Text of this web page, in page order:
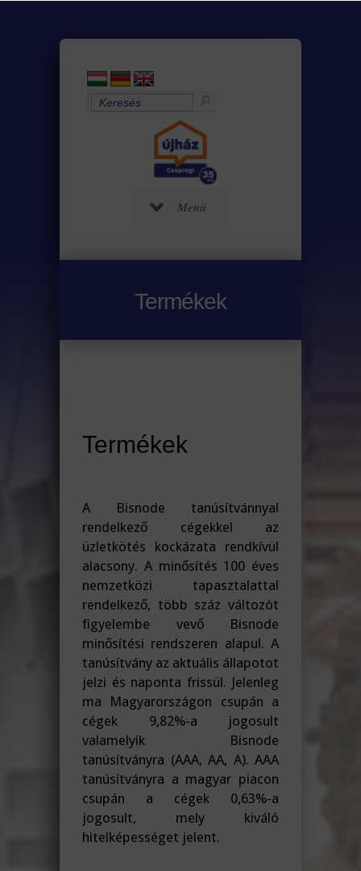
Menü
Termékek
Termékek
A Bisnode tanúsítvánnyal
rendelkező cégekkel az
üzletkötés kockázata rendkívül
alacsony. A minősítés 100 éves
nemzetközi tapasztalattal
rendelkező, több száz változót
figyelembe vevő Bisnode
minősítési rendszeren alapul. A
tanúsítvány az aktuális állapotot
jelzi és naponta frissül. Jelenleg
ma Magyarországon csupán a
cégek 9,82%-a jogosult
valamelyik Bisnode
tanúsítványra (AAA, AA, A). AAA
tanúsítványra a magyar piacon
csupán a cégek 0,63%-a
jogosult, mely kiváló
hitelképességet jelent.